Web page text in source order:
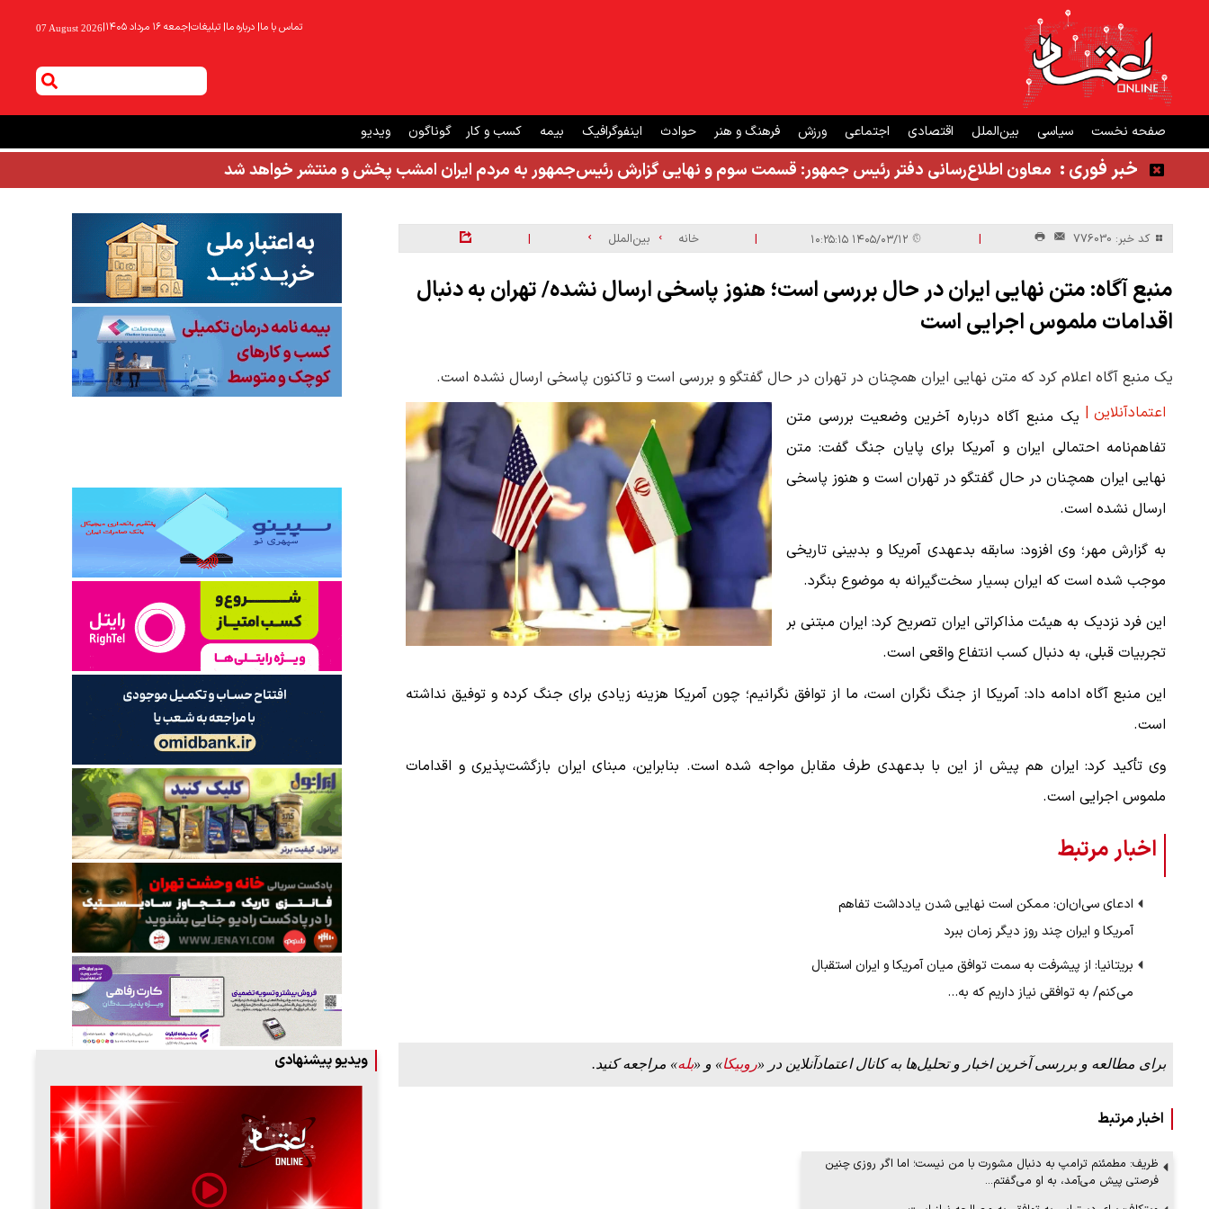
تماس با ما| درباره ما| تبلیغات|جمعه ۱۶ مرداد ۱۴۰۵ |
07 August 2026
صفحه نخست سیاسی بین‌الملل اقتصادی اجتماعی ورزش فرهنگ و هنر حوادث اینفوگرافیک بیمه کسب و کار گوناگون ویدیو
خبر فوری : معاون اطلاع‌رسانی دفتر رئیس جمهور: قسمت سوم و نهایی گزارش رئیس‌جمهور به مردم ایران امشب پخش و منتشر خواهد شد
کد خبر: 776030 | ۱۴۰۵/۰۳/۱۲ ۱۰:۲۵:۱۵ | خانه بین‌الملل |
منبع آگاه: متن نهایی ایران در حال بررسی است؛ هنوز پاسخی ارسال نشده/ تهران به دنبال
اقدامات ملموس اجرایی است
یک منبع آگاه اعلام کرد که متن نهایی ایران همچنان در تهران در حال گفتگو و بررسی است و تاکنون پاسخی ارسال نشده است.
اعتمادآنلاین | یک منبع آگاه درباره آخرین وضعیت بررسی متن
تفاهم‌نامه احتمالی ایران و آمریکا برای پایان جنگ گفت: متن
نهایی ایران همچنان در حال گفتگو در تهران است و هنوز پاسخی
ارسال نشده است.
به گزارش مهر؛ وی افزود: سابقه بدعهدی آمریکا و بدبینی تاریخی
موجب شده است که ایران بسیار سخت‌گیرانه به موضوع بنگرد.
این فرد نزدیک به هیئت مذاکراتی ایران تصریح کرد: ایران مبتنی بر
تجربیات قبلی، به دنبال کسب انتفاع واقعی است.
این منبع آگاه ادامه داد: آمریکا از جنگ نگران است، ما از توافق نگرانیم؛ چون آمریکا هزینه زیادی برای جنگ کرده و توفیق نداشته
است.
وی تأکید کرد: ایران هم پیش از این با بدعهدی طرف مقابل مواجه شده است. بنابراین، مبنای ایران بازگشت‌پذیری و اقدامات
ملموس اجرایی است.
اخبار مرتبط
ادعای سی‌ان‌ان: ممکن است نهایی شدن یادداشت تفاهم
آمریکا و ایران چند روز دیگر زمان ببرد
بریتانیا: از پیشرفت به سمت توافق میان آمریکا و ایران استقبال
می‌کنم/ به توافقی نیاز داریم که به…
برای مطالعه و بررسی آخرین اخبار و تحلیل‌ها به کانال اعتمادآنلاین در «روبیکا» و «بله» مراجعه کنید.
اخبار مرتبط
ظریف: مطمئنم ترامپ به دنبال مشورت با من نیست؛ اما اگر روزی چنین
فرصتی پیش می‌آمد، به او می‌گفتم…
ویدیو پیشنهادی